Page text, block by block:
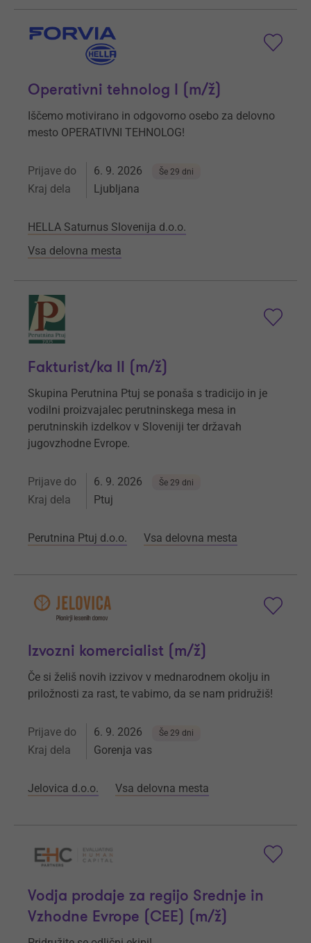
Operativni tehnolog I (m/ž)
Iščemo motivirano in odgovorno osebo za delovno
mesto OPERATIVNI TEHNOLOG!
Prijave do 6. 9. 2026 Še 29 dni
Kraj dela Ljubljana
HELLA Saturnus Slovenija d.o.o.
Vsa delovna mesta
Fakturist/ka II (m/ž)
Skupina Perutnina Ptuj se ponaša s tradicijo in je
vodilni proizvajalec perutninskega mesa in
perutninskih izdelkov v Sloveniji ter državah
jugovzhodne Evrope.
Prijave do 6. 9. 2026 Še 29 dni
Kraj dela Ptuj
Perutnina Ptuj d.o.o. Vsa delovna mesta
Izvozni komercialist (m/ž)
Če si želiš novih izzivov v mednarodnem okolju in
priložnosti za rast, te vabimo, da se nam pridružiš!
Prijave do 6. 9. 2026 Še 29 dni
Kraj dela Gorenja vas
Jelovica d.o.o. Vsa delovna mesta
Vodja prodaje za regijo Srednje in
Vzhodne Evrope (CEE) (m/ž)